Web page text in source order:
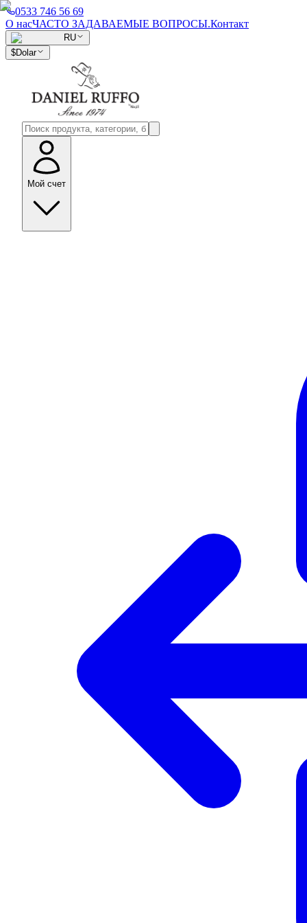
0533 746 56 69
О насЧАСТО ЗАДАВАЕМЫЕ ВОПРОСЫ.Контакт
RU
$Dolar
Мой счет